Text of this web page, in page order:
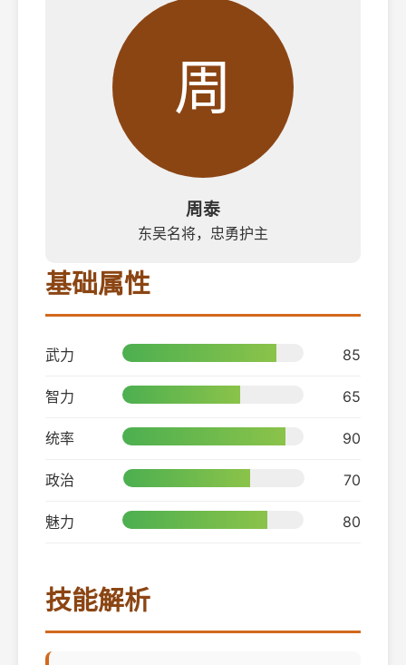
周
周泰
东吴名将，忠勇护主
基础属性
武力 85
智力 65
统率 90
政治 70
魅力 80
技能解析